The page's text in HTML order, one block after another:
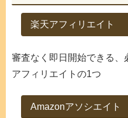
楽天アフィリエイト
審査なく即日開始できる、
アフィリエイトの1つ
Amazonアソシエイト